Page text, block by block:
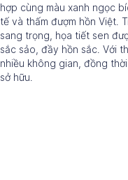
hợp cùng màu xanh ngọc
tế và thấm đượm hồn Việt.
sang trọng, họa tiết sen
sắc sảo, đầy hồn sắc. Với
nhiều không gian, đồng
sở hữu.